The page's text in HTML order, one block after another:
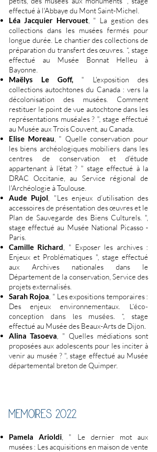
effectué à l'Abbaye du Mont Saint-Michel.
Léa Jacquier Hervouet, " La gestion des
collections dans les musées fermés pour
longue durée. Le chantier des collections de
préparation du transfert des œuvres. ", stage
effectué au Musée Bonnat Helleu à
Bayonne.
Maëlys Le Goff, " L'exposition des
collections autochtones du Canada : vers la
décolonisation des musées. Comment
restituer le point de vue autochtone dans les
représentations muséales ? ", stage effectué
au Musée aux Trois Couvent, au Canada.
Elise Moreau, " Quelle conservation pour
les biens archéologiques mobiliers dans les
centres de conservation et d'étude
appartenant à l'état ? " stage effectué à la
DRAC Occitanie, au Service régional de
l'Archéologie à Toulouse.
Aude Pujol, "Les enjeux d’utilisation des
accessoires de présentation des œuvres et le
Plan de Sauvegarde des Biens Culturels. ",
stage effectué au Musée National Picasso -
Paris.
Camille Richard, " Exposer les archives :
Enjeux et Problématiques ", stage effectué
aux Archives nationales dans le
Département de la conservation, Service des
projets externalisés.
Sarah Rojoa, " Les expositions temporaires :
Des enjeux environnementaux. L'éco-
conception dans les musées. ", stage
effectué au Musée des Beaux-Arts de Dijon.
Alina Tasoeva, " Quelles médiations sont
proposées aux adolescents pour les inciter à
venir au musée ? ", stage effectué au Musée
départemental breton de Quimper.
MEMOIRES 2022
Pamela Arioldi, " Le dernier mot aux
musées : Les acquisitions en maison de vente